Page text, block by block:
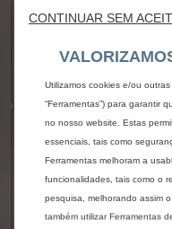
A partir de 19 050 €
Mais detalhes
C3 COLLECTION
DISPONÍVEL EM
19 950 €
Mais detalhes
CONTINUAR SEM
Utilizamos cookies e/ou
“Ferramentas”) para garantir
no nosso website. Estas
essenciais, tais como
Ferramentas melhoram a
funcionalidades, tais como o
pesquisa, melhorando assim
também utilizar Ferramentas